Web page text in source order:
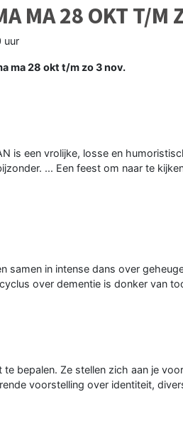
MA 28 OKT T/M
uur
ma 28 okt t/m zo 3 nov.
is een vrolijke, losse en
... Een feest om naar te
samen in intense dans over
over dementie is donker van
bepalen. Ze stellen zich aan je
voorstelling over identiteit,